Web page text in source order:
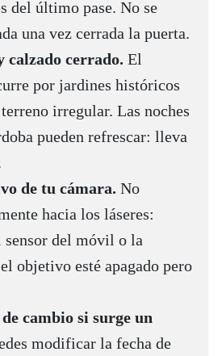
del último pase. No se
una vez cerrada la puerta.
calzado cerrado. El
por jardines históricos
irregular. Las noches
pueden refrescar: lleva
de tu cámara. No
hacia los láseres:
sensor del móvil o la
objetivo esté apagado pero
cambio si surge un
modificar la fecha de